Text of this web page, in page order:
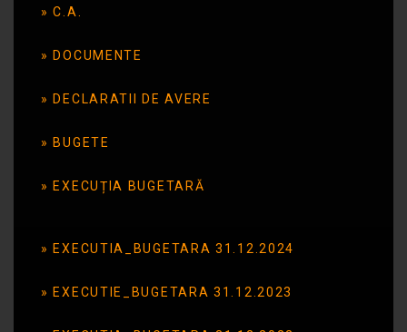
C.A.
DOCUMENTE
DECLARATII DE AVERE
BUGETE
EXECUȚIA BUGETARĂ
EXECUTIA_BUGETARA 31.12.2024
EXECUTIE_BUGETARA 31.12.2023
Publicat în data de: 3 aprilie 2015